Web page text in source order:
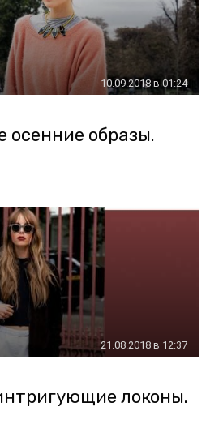
10.09.2018 в 01:24
осенние образы.
21.08.2018 в 12:37
локоны.